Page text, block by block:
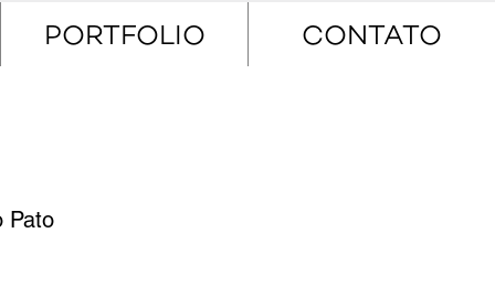
PORTFOLIO CONTATO
Pato